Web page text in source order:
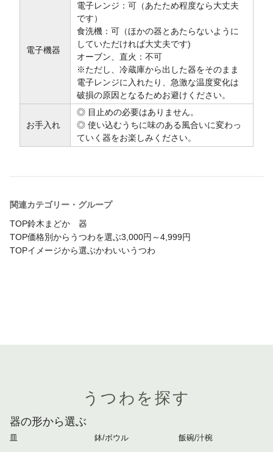
電子機器
電子レンジ：可（あたため程度なら大丈夫
です）
食洗機：可（ほかの器とあたらないように
していただければ大丈夫です)
オーブン、直火：不可
※ただし、冷蔵庫から出した器をそのまま
電子レンジに入れたり、急激な温度変化は
破損の原因となるためお避けください。
お手入れ
◎ 目止めの必要はありません。
◎ 使い込むうちに味のある風合いに変わっ
ていく器をお楽しみください。
関連カテゴリー・グループ
TOP鈴木まどか 器
TOP価格別からうつわを選ぶ3,000円～4,999円
TOPイメージから選ぶかわいいうつわ
うつわを探す
器の形から選ぶ
皿 鉢/ボウル 飯碗/汁椀